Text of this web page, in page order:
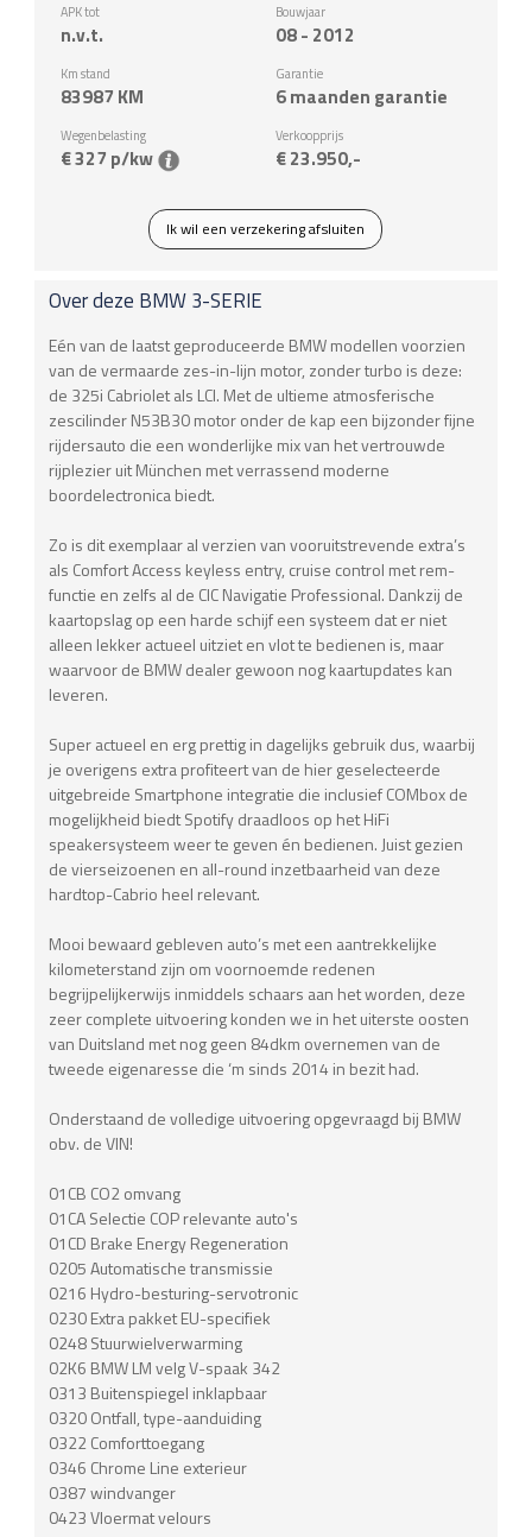
APK tot
n.v.t.
Bouwjaar
08 - 2012
Km stand
83987 KM
Garantie
6 maanden garantie
Wegenbelasting
€ 327 p/kw
Verkoopprijs
€ 23.950,-
Ik wil een verzekering afsluiten
Over deze BMW3-SERIE
Eén van de laatst geproduceerde BMW modellen voorzien
van de vermaarde zes-in-lijn motor, zonder turbo is deze:
de 325i Cabriolet als LCI. Met de ultieme atmosferische
zescilinder N53B30 motor onder de kap een bijzonder fijne
rijdersauto die een wonderlijke mix van het vertrouwde
rijplezier uit München met verrassend moderne
boordelectronica biedt.
Zo is dit exemplaar al verzien van vooruitstrevende extra’s
als Comfort Access keyless entry, cruise control met rem-
functie en zelfs al de CIC Navigatie Professional. Dankzij de
kaartopslag op een harde schijf een systeem dat er niet
alleen lekker actueel uitziet en vlot te bedienen is, maar
waarvoor de BMW dealer gewoon nog kaartupdates kan
leveren.
Super actueel en erg prettig in dagelijks gebruik dus, waarbij
je overigens extra profiteert van de hier geselecteerde
uitgebreide Smartphone integratie die inclusief COMbox de
mogelijkheid biedt Spotify draadloos op het HiFi
speakersysteem weer te geven én bedienen. Juist gezien
de vierseizoenen en all-round inzetbaarheid van deze
hardtop-Cabrio heel relevant.
Mooi bewaard gebleven auto’s met een aantrekkelijke
kilometerstand zijn om voornoemde redenen
begrijpelijkerwijs inmiddels schaars aan het worden, deze
zeer complete uitvoering konden we in het uiterste oosten
van Duitsland met nog geen 84dkm overnemen van de
tweede eigenaresse die ‘m sinds 2014 in bezit had.
Onderstaand de volledige uitvoering opgevraagd bij BMW
obv. de VIN!
01CB CO2 omvang
01CA Selectie COP relevante auto's
01CD Brake Energy Regeneration
0205 Automatische transmissie
0216 Hydro-besturing-servotronic
0230 Extra pakket EU-specifiek
0248 Stuurwielverwarming
02K6 BMW LM velg V-spaak 342
0313 Buitenspiegel inklapbaar
0320 Ontfall, type-aanduiding
0322 Comforttoegang
0346 Chrome Line exterieur
0387 windvanger
0423 Vloermat velours